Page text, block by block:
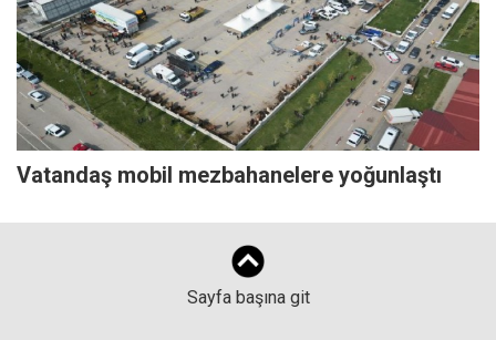
Vatandaş mobil mezbahanelere yoğunlaştı
Sayfa başına git